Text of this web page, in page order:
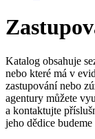
Katalog obsahuje
nebo které má v
zastupování nebo
agentury můžete
a kontaktujte
jeho dědice